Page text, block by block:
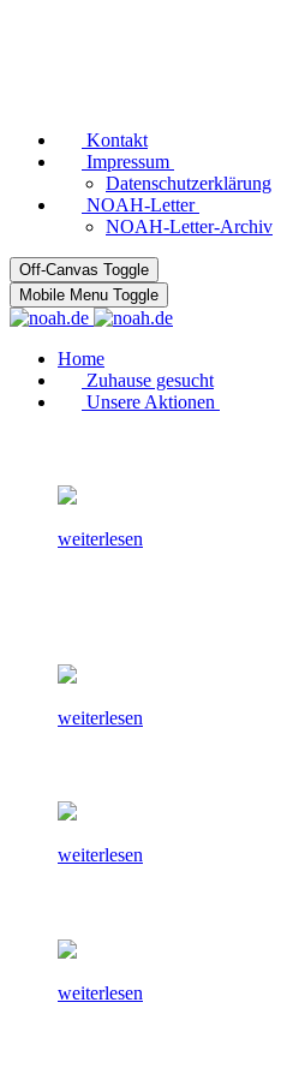
Kontakt
Impressum
Datenschutzerklärung
NOAH-Letter
NOAH-Letter-Archiv
Off-Canvas Toggle
Mobile Menu Toggle
Home
Zuhause gesucht
Unsere Aktionen
weiterlesen
weiterlesen
weiterlesen
weiterlesen